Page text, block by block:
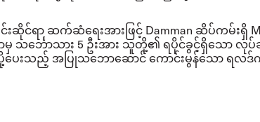
းဆိုင်ရာ ဆက်ဆံရေးအားဖြင့် Damman ဆိပ်ကမ်းရှိ
သင်္ဘောသား 5 ဦးအား သူတို့၏ ရပိုင်ခွင့်ရှိသော လုပ်ခ
ပေးသည့် အပြုသဘောဆောင် ကောင်းမွန်သော ရလဒ်